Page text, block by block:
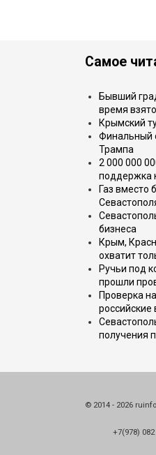
Самое
Бывший
время
Крымский
Финальный
Трампа
2 000 000
поддержка
Газ вместо
бизнеса
Крым,
охватит
Ручьи под
прошли
Проверка
получения
© 2014 - 2026
+7(978) 082